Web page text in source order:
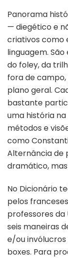
Panorama
— diegético e
criativos como
linguagem.
do foley, da
fora de
plano geral.
bastante
uma história
métodos e
como
Alternância de
dramático,
No Dicionário
pelos
professores da
seis maneiras
e/ou
boxes. Para